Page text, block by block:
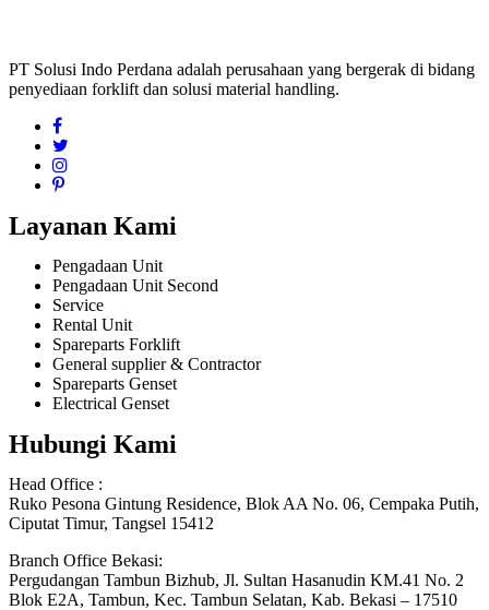
PT Solusi Indo Perdana adalah perusahaan yang bergerak di bidang
penyediaan forklift dan solusi material handling.
Layanan Kami
Pengadaan Unit
Pengadaan Unit Second
Service
Rental Unit
Spareparts Forklift
General supplier & Contractor
Spareparts Genset
Electrical Genset
Hubungi Kami
Head Office :
Ruko Pesona Gintung Residence, Blok AA No. 06, Cempaka Putih,
Ciputat Timur, Tangsel 15412
Branch Office Bekasi:
Pergudangan Tambun Bizhub, Jl. Sultan Hasanudin KM.41 No. 2
Blok E2A, Tambun, Kec. Tambun Selatan, Kab. Bekasi – 17510